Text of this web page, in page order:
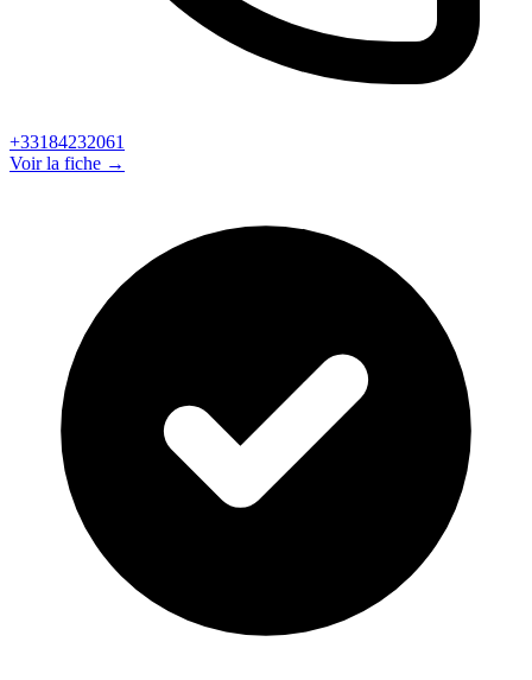
+33184232061
Voir la fiche →